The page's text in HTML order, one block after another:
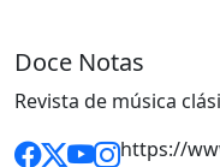
Doce Notas
Revista de música
https://